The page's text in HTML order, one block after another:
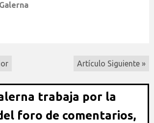
Artículo Siguiente »
trabaja por la
foro de comentarios,